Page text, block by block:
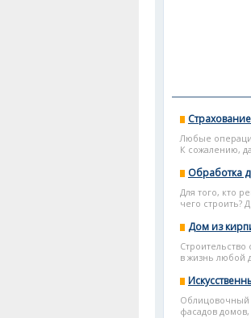
Любые
К сожалению,
Обработка
Для того, кто
чего строить?
Дом из
Строительство
в жизнь любой
Облицовочный
фасадов